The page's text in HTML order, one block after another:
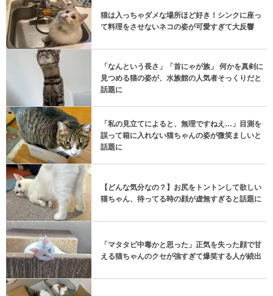
猫は入っちゃダメな場所ほど好き！シンクに座っ
て料理をさせないネコの姿が可愛すぎて大反響
「なんという長さ」「首にゃが族」 何かを真剣に
見つめる猫の姿が、水族館の人気者そっくりだと
話題に
「私の見立てによると、無理ですねえ…」目測を
誤って箱に入れない猫ちゃんの姿が微笑ましいと
話題に
【どんな気分なの？】お尻をトントンして欲しい
猫ちゃん、待ってる時の顔が虚無すぎると話題に
「マタタビ中毒かと思った」正気を失った顔で甘
える猫ちゃんのクセが強すぎて爆笑する人が続出